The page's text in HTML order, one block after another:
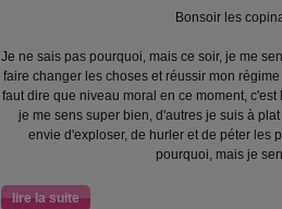
Bonsoir les
Je ne sais pas pourquoi, mais ce soir, je me
faire changer les choses et réussir mon
faut dire que niveau moral en ce moment,
je me sens super bien, d'autres je suis à
envie d'exploser, de hurler et de péter les
pourquoi, mais je
lire la suite